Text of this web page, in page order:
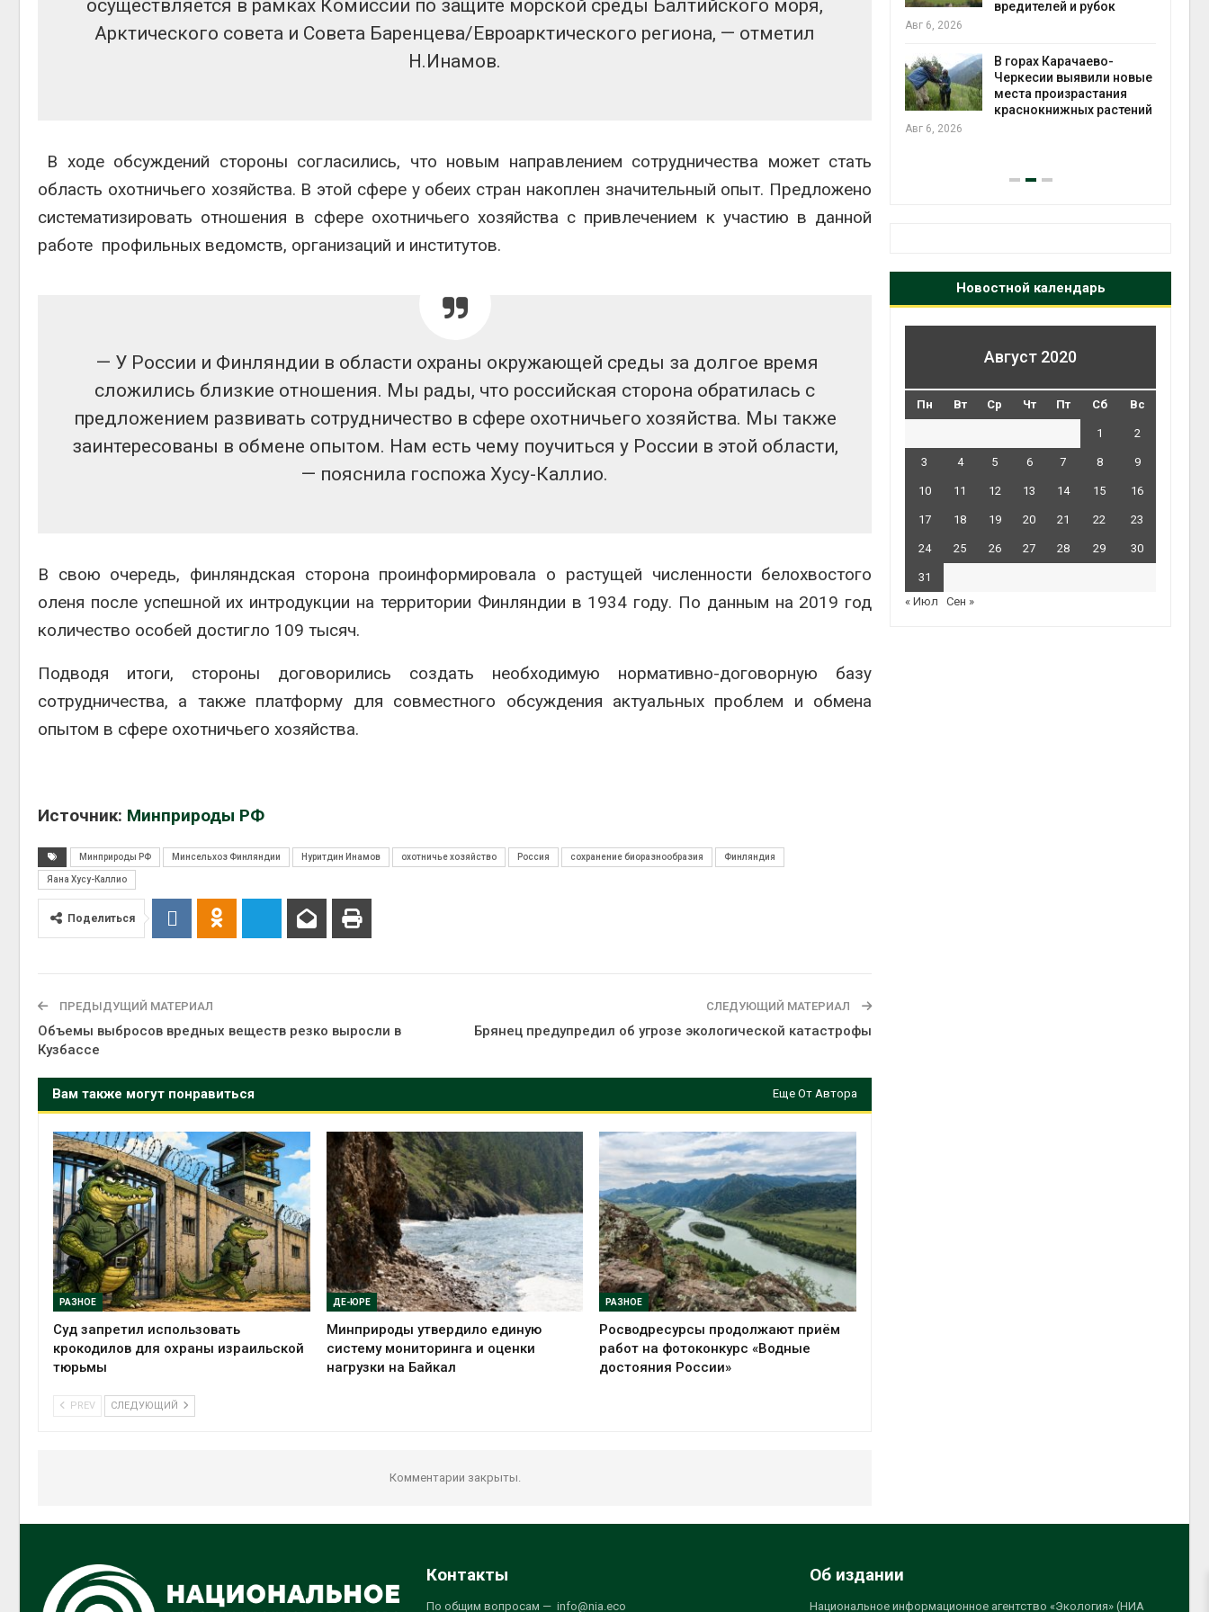
осуществляется в рамках Комиссии по защите морской среды Балтийского моря,
Арктического совета и Совета Баренцева/Евроарктического региона, — отметил
Н.Инамов.
В ходе обсуждений стороны согласились, что новым направлением сотрудничества может стать
область охотничьего хозяйства. В этой сфере у обеих стран накоплен значительный опыт. Предложено
систематизировать отношения в сфере охотничьего хозяйства с привлечением к участию в данной
работе профильных ведомств, организаций и институтов.
— У России и Финляндии в области охраны окружающей среды за долгое время
сложились близкие отношения. Мы рады, что российская сторона обратилась с
предложением развивать сотрудничество в сфере охотничьего хозяйства. Мы также
заинтересованы в обмене опытом. Нам есть чему поучиться у России в этой области,
— пояснила госпожа Хусу-Каллио.
В свою очередь, финляндская сторона проинформировала о растущей численности белохвостого
оленя после успешной их интродукции на территории Финляндии в 1934 году. По данным на 2019 год
количество особей достигло 109 тысяч.
Подводя итоги, стороны договорились создать необходимую нормативно-договорную базу
сотрудничества, а также платформу для совместного обсуждения актуальных проблем и обмена
опытом в сфере охотничьего хозяйства.
Источник: Минприроды РФ
Минприроды РФ Минсельхоз Финляндии Нуритдин Инамов охотничье хозяйство Россия сохранение биоразнообразия Финляндия
Яана Хусу-Каллио
Поделиться
ПРЕДЫДУЩИЙ МАТЕРИАЛ
Объемы выбросов вредных веществ резко выросли в
Кузбассе
СЛЕДУЮЩИЙ МАТЕРИАЛ
Брянец предупредил об угрозе экологической катастрофы
Вам также могут понравиться Еще От Автора
РАЗНОЕ
Суд запретил использовать
крокодилов для охраны израильской
тюрьмы
ДЕ-ЮРЕ
Минприроды утвердило единую
систему мониторинга и оценки
нагрузки на Байкал
РАЗНОЕ
Росводресурсы продолжают приём
работ на фотоконкурс «Водные
достояния России»
PREV СЛЕДУЮЩИЙ
Комментарии закрыты.
рекордного дождевого
Авг 6, 2026
Авг 6, 2026
строительство мусорных
контейнерных площадок
Авг 6, 2026
вредителей и рубок
Авг 6, 2026
В горах Карачаево-
Черкесии выявили новые
места произрастания
краснокнижных растений
Авг 6, 2026
Новостной календарь
Август 2020
Пн Вт Ср Чт Пт Сб Вс
1 2
3 4 5 6 7 8 9
10 11 12 13 14 15 16
17 18 19 20 21 22 23
24 25 26 27 28 29 30
31
« Июл
Сен »
Контакты
По общим вопросам — info@nia.eco
Об издании
Национальное информационное агентство «Экология» (НИА